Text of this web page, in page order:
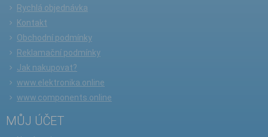
Rychlá objednávka
Kontakt
Obchodní podmínky
Reklamační podmínky
Jak nakupovat?
www.elektronika.online
www.components.online
MŮJ ÚČET